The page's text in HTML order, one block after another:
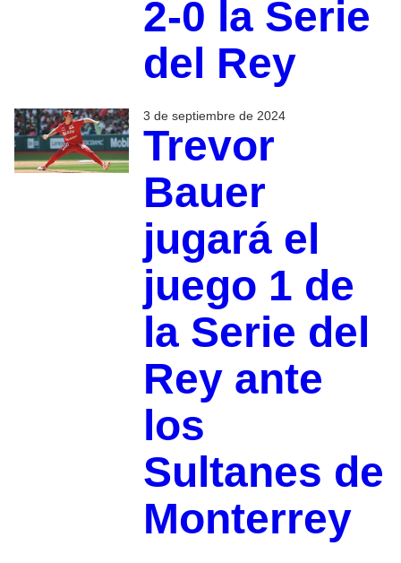
2-0 la Serie
del Rey
3 de septiembre de 2024
Trevor
Bauer
jugará el
juego 1 de
la Serie del
Rey ante
los
Sultanes de
Monterrey